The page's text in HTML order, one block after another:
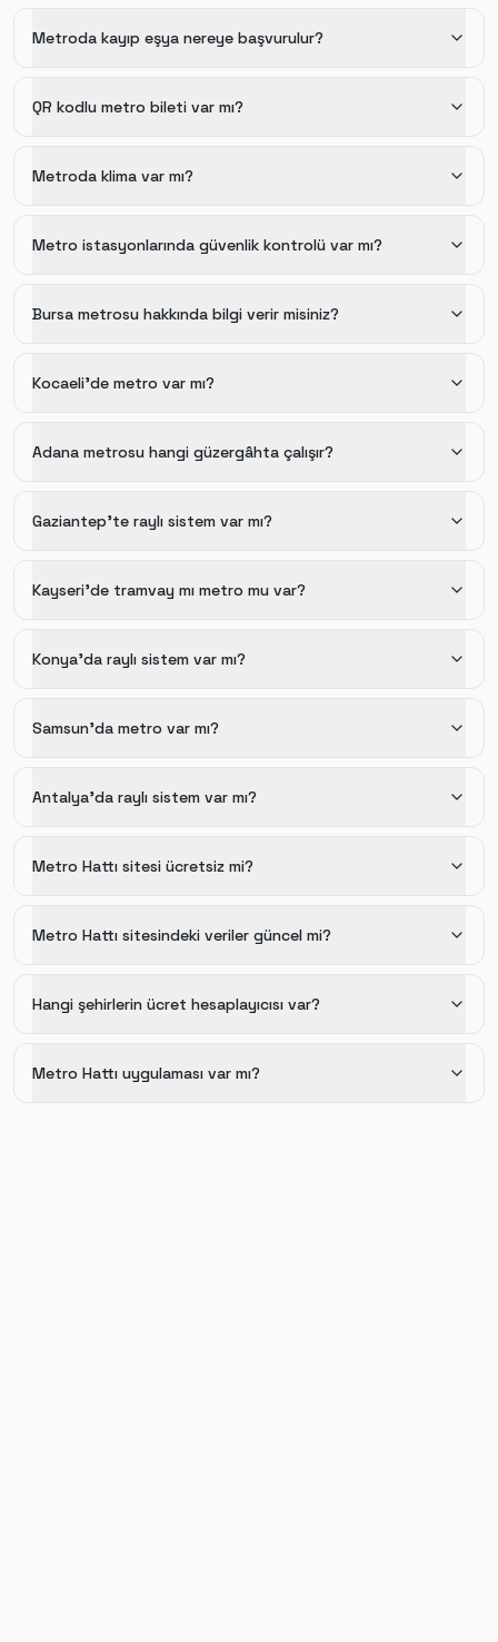
Metroda kayıp eşya nereye başvurulur?
QR kodlu metro bileti var mı?
Metroda klima var mı?
Metro istasyonlarında güvenlik kontrolü var mı?
Bursa metrosu hakkında bilgi verir misiniz?
Kocaeli'de metro var mı?
Adana metrosu hangi güzergâhta çalışır?
Gaziantep'te raylı sistem var mı?
Kayseri'de tramvay mı metro mu var?
Konya'da raylı sistem var mı?
Samsun'da metro var mı?
Antalya'da raylı sistem var mı?
Metro Hattı sitesi ücretsiz mi?
Metro Hattı sitesindeki veriler güncel mi?
Hangi şehirlerin ücret hesaplayıcısı var?
Metro Hattı uygulaması var mı?